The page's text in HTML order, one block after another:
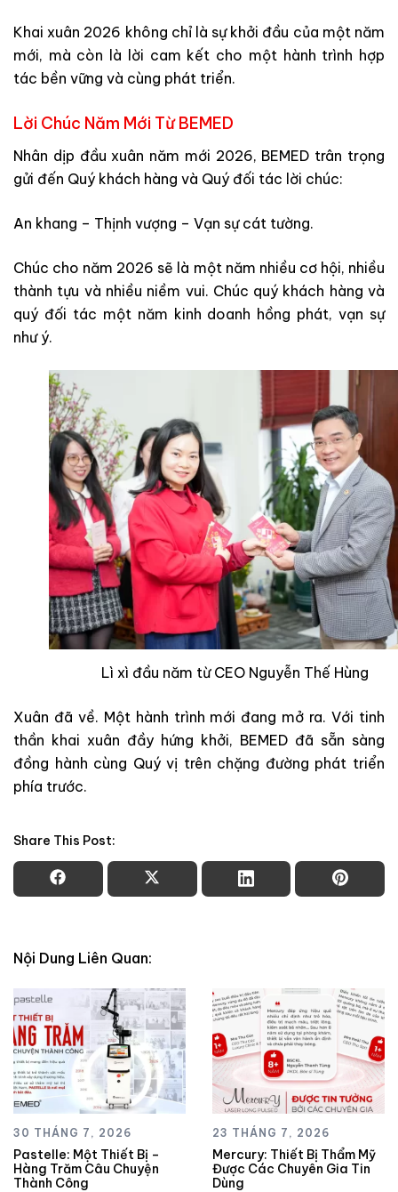
Khai xuân 2026 không chỉ là sự khởi đầu của một năm
mới, mà còn là lời cam kết cho một hành trình hợp
tác bền vững và cùng phát triển.
Lời Chúc Năm Mới Từ BEMED
Nhân dịp đầu xuân năm mới 2026, BEMED trân trọng
gửi đến Quý khách hàng và Quý đối tác lời chúc:
An khang – Thịnh vượng – Vạn sự cát tường.
Chúc cho năm 2026 sẽ là một năm nhiều cơ hội, nhiều
thành tựu và nhiều niềm vui. Chúc quý khách hàng và
quý đối tác một năm kinh doanh hồng phát, vạn sự
như ý.
Lì xì đầu năm từ CEO Nguyễn Thế Hùng
Xuân đã về. Một hành trình mới đang mở ra. Với tinh
thần khai xuân đầy hứng khởi, BEMED đã sẵn sàng
đồng hành cùng Quý vị trên chặng đường phát triển
phía trước.
Share This Post:
Nội Dung Liên Quan:
30 THÁNG 7, 2026
Pastelle: Một Thiết Bị –
Hàng Trăm Câu Chuyện
Thành Công
23 THÁNG 7, 2026
Mercury: Thiết Bị Thẩm Mỹ
Được Các Chuyên Gia Tin
Dùng